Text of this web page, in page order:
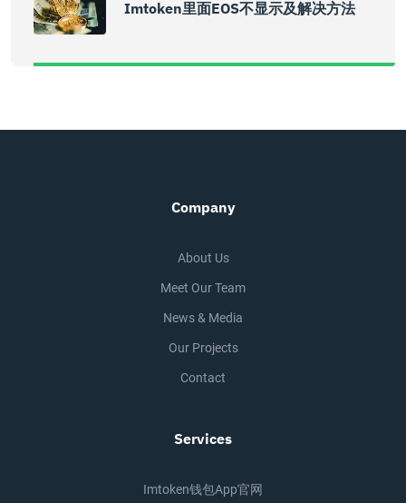
Imtoken里面EOS不显示及解决方法
Company
About Us
Meet Our Team
News & Media
Our Projects
Contact
Services
Imtoken钱包app官网